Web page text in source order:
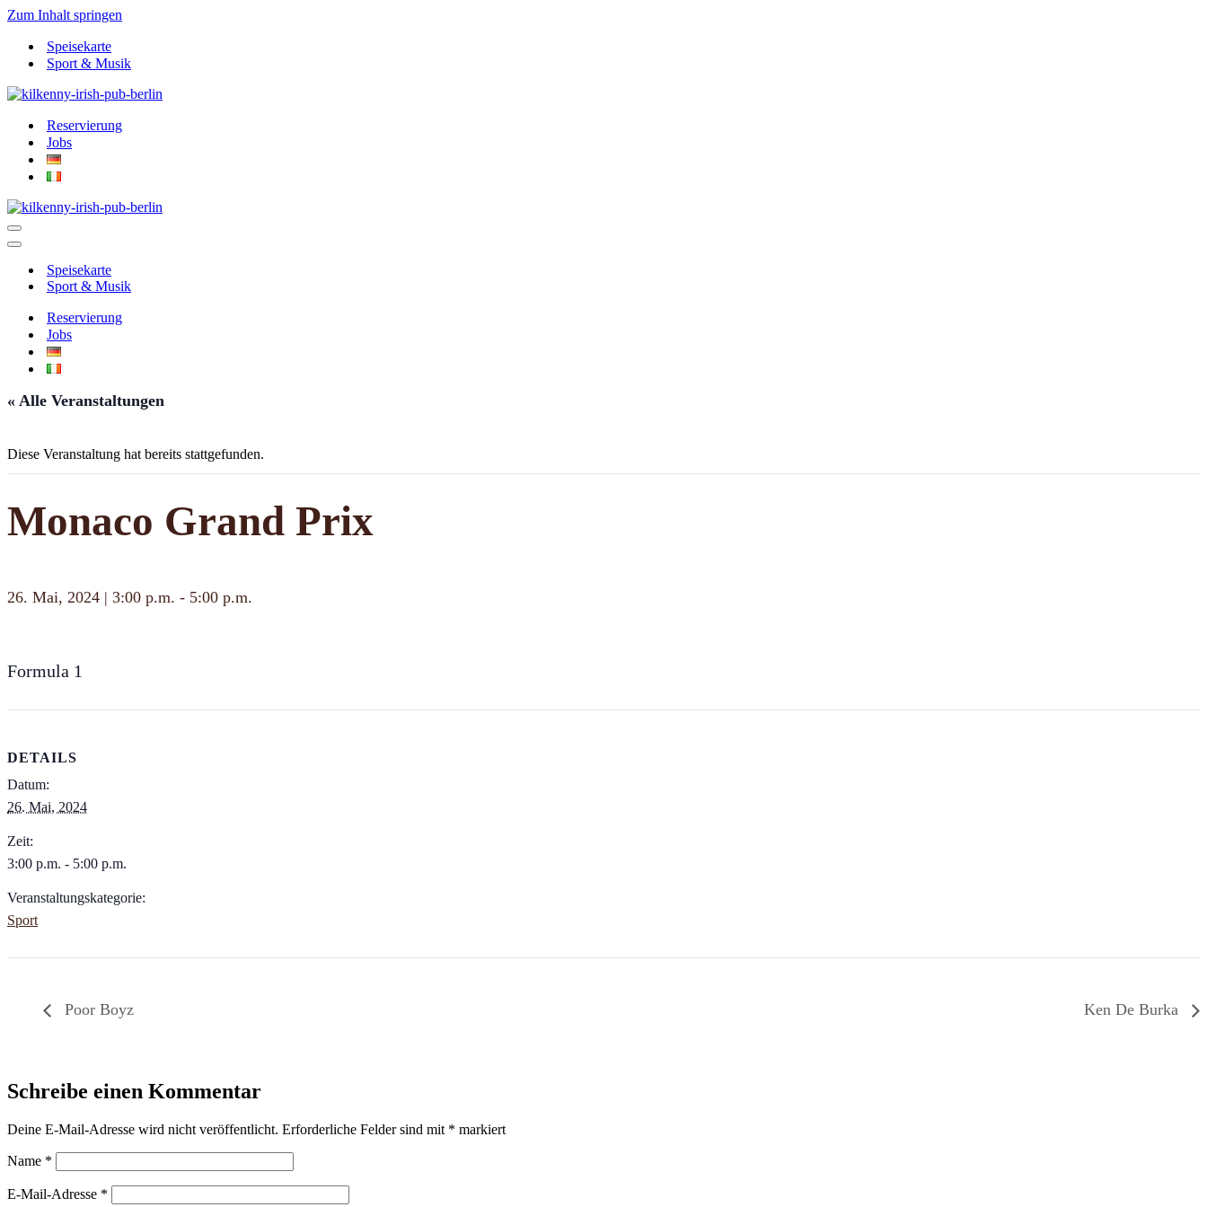
Zum Inhalt springen
Speisekarte
Sport & Musik
Reservierung
Jobs
Navigationsmenü
Navigationsmenü
Speisekarte
Sport & Musik
Reservierung
Jobs
« Alle Veranstaltungen
Diese Veranstaltung hat bereits stattgefunden.
Monaco Grand Prix
26. Mai, 2024 | 3:00 p.m. - 5:00 p.m.
Formula 1
DETAILS
Datum:
26. Mai, 2024
Zeit:
3:00 p.m. - 5:00 p.m.
Veranstaltungskategorie:
Sport
Poor Boyz Ken De Burka
Schreibe einen Kommentar
Deine E-Mail-Adresse wird nicht veröffentlicht. Erforderliche Felder sind mit * markiert
Name *
E-Mail-Adresse *